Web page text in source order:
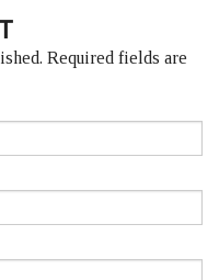
Required fields are